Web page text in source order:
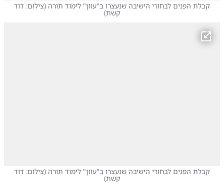
קבלת הפנים לבחורי הישיבה שנעצרו ב"עוון" לימוד תורה (צילום: דוד
קשת)
קבלת הפנים לבחורי הישיבה שנעצרו ב"עוון" לימוד תורה (צילום: דוד
קשת)